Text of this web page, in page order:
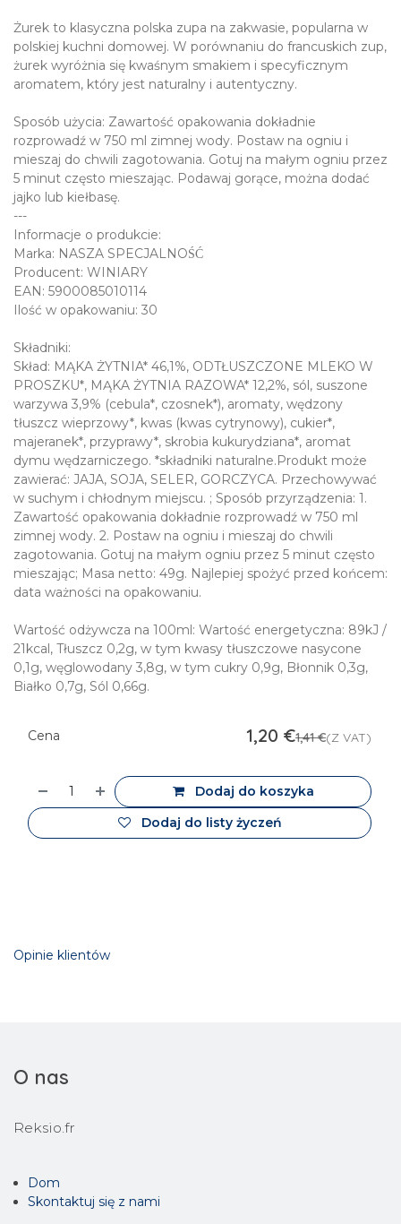
Żurek to klasyczna polska zupa na zakwasie, popularna w
polskiej kuchni domowej. W porównaniu do francuskich zup,
żurek wyróżnia się kwaśnym smakiem i specyficznym
aromatem, który jest naturalny i autentyczny.
Sposób użycia: Zawartość opakowania dokładnie
rozprowadź w 750 ml zimnej wody. Postaw na ogniu i
mieszaj do chwili zagotowania. Gotuj na małym ogniu przez
5 minut często mieszając. Podawaj gorące, można dodać
jajko lub kiełbasę.
---
Informacje o produkcie:
Marka: NASZA SPECJALNOŚĆ
Producent: WINIARY
EAN: 5900085010114
Ilość w opakowaniu: 30
Składniki:
Skład: MĄKA ŻYTNIA* 46,1%, ODTŁUSZCZONE MLEKO W
PROSZKU*, MĄKA ŻYTNIA RAZOWA* 12,2%, sól, suszone
warzywa 3,9% (cebula*, czosnek*), aromaty, wędzony
tłuszcz wieprzowy*, kwas (kwas cytrynowy), cukier*,
majeranek*, przyprawy*, skrobia kukurydziana*, aromat
dymu wędzarniczego. *składniki naturalne.Produkt może
zawierać: JAJA, SOJA, SELER, GORCZYCA. Przechowywać
w suchym i chłodnym miejscu. ; Sposób przyrządzenia: 1.
Zawartość opakowania dokładnie rozprowadź w 750 ml
zimnej wody. 2. Postaw na ogniu i mieszaj do chwili
zagotowania. Gotuj na małym ogniu przez 5 minut często
mieszając; Masa netto: 49g. Najlepiej spożyć przed końcem:
data ważności na opakowaniu.
Wartość odżywcza na 100ml: Wartość energetyczna: 89kJ /
21kcal, Tłuszcz 0,2g, w tym kwasy tłuszczowe nasycone
0,1g, węglowodany 3,8g, w tym cukry 0,9g, Błonnik 0,3g,
Białko 0,7g, Sól 0,66g.
Dodaj do koszyka
Dodaj do listy życzeń
Cena 1,20 €1,41€(Z VAT)
Opinie klientów
O nas
Reksio.fr
Dom
Skontaktuj się z nami